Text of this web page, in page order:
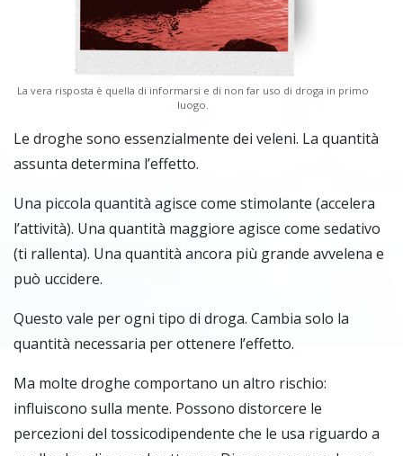
La vera risposta è quella di informarsi e di non far uso di droga in primo
luogo.
Le droghe sono essenzialmente dei veleni. La quantità
assunta determina l’effetto.
Una piccola quantità agisce come stimolante (accelera
l’attività). Una quantità maggiore agisce come sedativo
(ti rallenta). Una quantità ancora più grande avvelena e
può uccidere.
Questo vale per ogni tipo di droga. Cambia solo la
quantità necessaria per ottenere l’effetto.
Ma molte droghe comportano un altro rischio:
influiscono sulla mente. Possono distorcere le
percezioni del tossicodipendente che le usa riguardo a